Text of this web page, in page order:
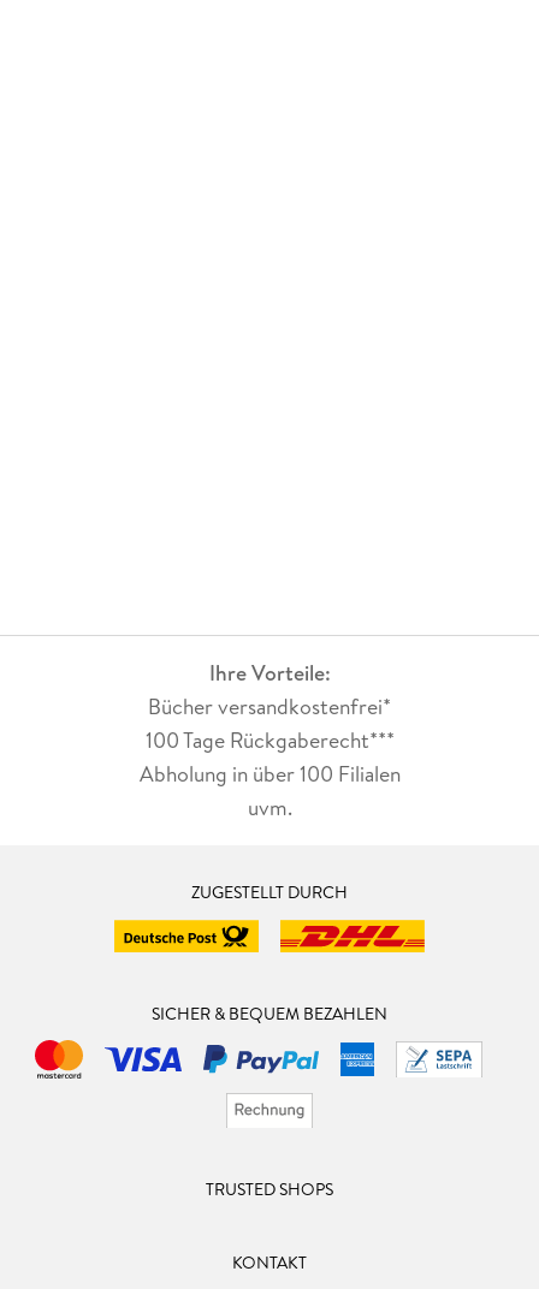
menschlicher macht. Ein großes Jahreshighlight.
Ihre Vorteile:
Bücher versandkostenfrei*
100 Tage Rückgaberecht***
Abholung in über 100 Filialen
uvm.
ZUGESTELLT DURCH
SICHER & BEQUEM BEZAHLEN
TRUSTED SHOPS
KONTAKT